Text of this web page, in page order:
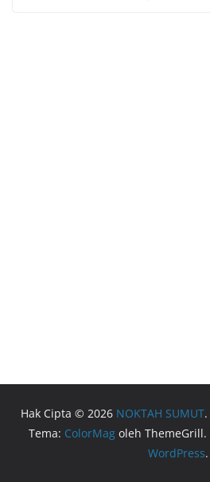
Hak Cipta © 2026 NOKTAH SUMUT.
Tema: ColorMag oleh
WordPress.